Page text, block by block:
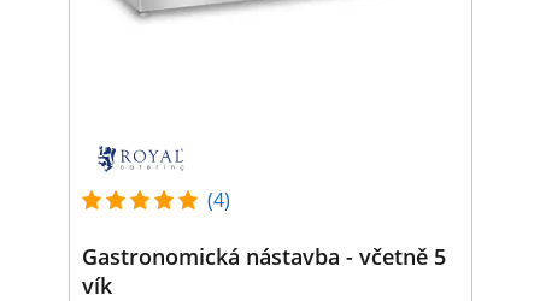
(4)
Gastronomická nástavba - včetně 5
vík